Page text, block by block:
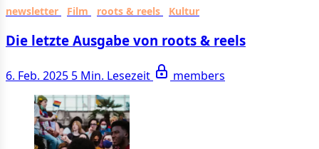
newsletter Film roots & reels Kultur
Die letzte Ausgabe von roots & reels
6. Feb. 2025 5 Min. Lesezeit members